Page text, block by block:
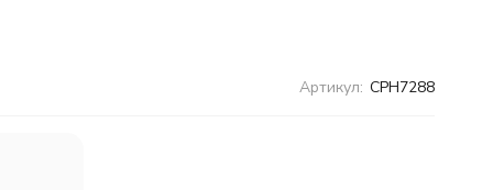
Артикул: CPH7288